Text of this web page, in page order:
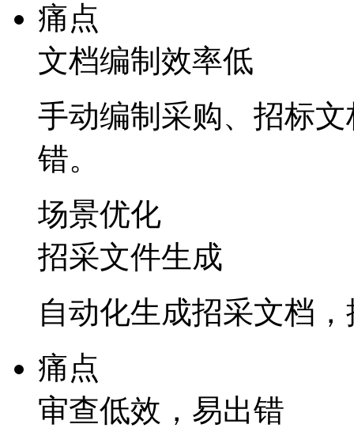
痛点
文档编制效率低
手动编制采购、招标
错。
场景优化
招采文件生成
自动化生成招采文档
痛点
审查低效，易出错